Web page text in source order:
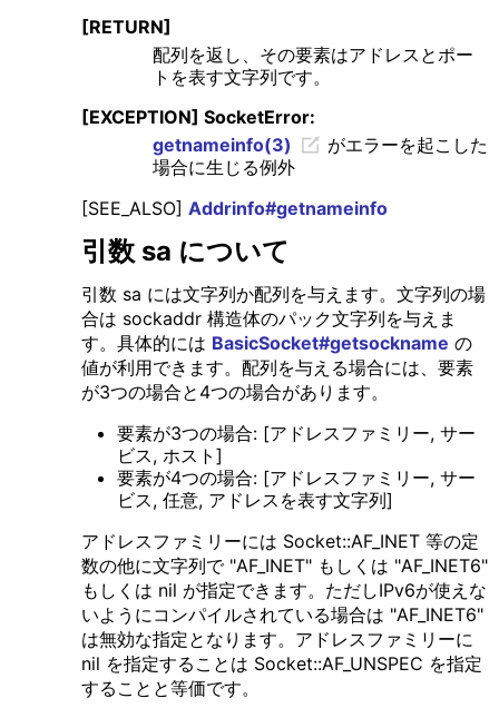
[RETURN]
配列を返し、その要素はアドレスとポー
トを表す文字列です。
[EXCEPTION] SocketError:
getnameinfo(3)
がエラーを起こした
場合に生じる例外
[SEE_ALSO] Addrinfo#getnameinfo
引数 sa について
引数 sa には文字列か配列を与えます。文字列の場
合は sockaddr 構造体のパック文字列を与えま
す。具体的には BasicSocket#getsockname の
値が利用できます。配列を与える場合には、要素
が3つの場合と4つの場合があります。
要素が3つの場合: [アドレスファミリー, サー
ビス, ホスト]
要素が4つの場合: [アドレスファミリー, サー
ビス, 任意, アドレスを表す文字列]
アドレスファミリーには Socket::AF_INET 等の定
数の他に文字列で "AF_INET" もしくは "AF_INET6"
もしくは nil が指定できます。ただしIPv6が使えな
いようにコンパイルされている場合は "AF_INET6"
は無効な指定となります。アドレスファミリーに
nil を指定することは Socket::AF_UNSPEC を指定
することと等価です。